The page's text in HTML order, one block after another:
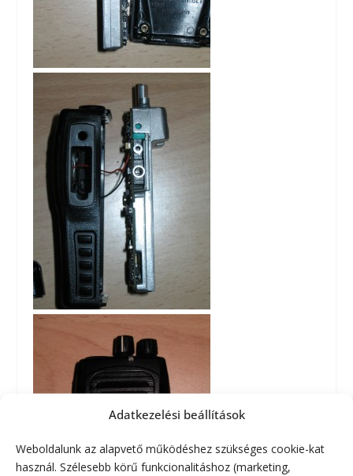
Adatkezelési beállítások
Weboldalunk az alapvető működéshez szükséges cookie-kat
használ. Szélesebb körű funkcionalitáshoz (marketing,